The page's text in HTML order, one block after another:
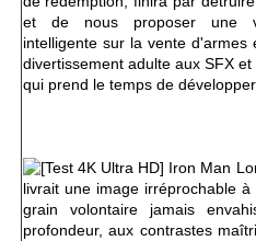
et de nous proposer une
intelligente sur la vente d'armes
divertissement adulte aux SFX
qui prend le temps de
livrait une image irréprochable
grain volontaire jamais
profondeur, aux contrastes